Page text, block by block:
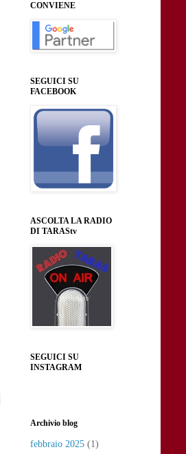
CONVIENE
SEGUICI SU
FACEBOOK
ASCOLTA LA RADIO
DI TARAStv
SEGUICI SU
INSTAGRAM
Archivio blog
febbraio 2025 (1)